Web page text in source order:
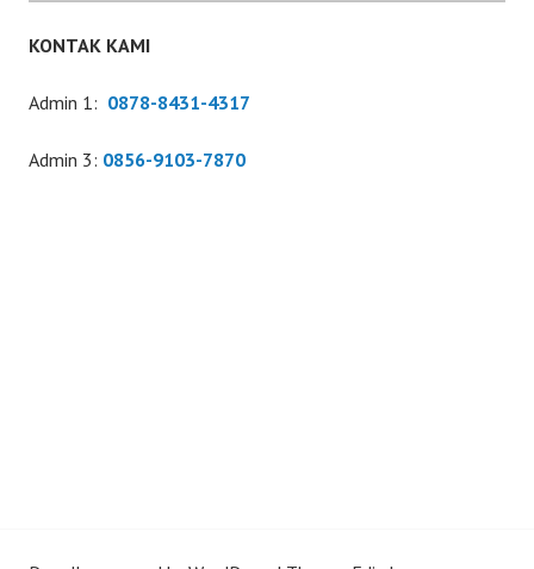
KONTAK KAMI
Admin 1: 0878-8431-4317
Admin 3: 0856-9103-7870